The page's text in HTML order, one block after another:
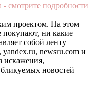
смотрите подробности
проектом. На этом
покупают, ни какие
собой ленту
yandex.ru, newsru.com и
искажения,
новостей